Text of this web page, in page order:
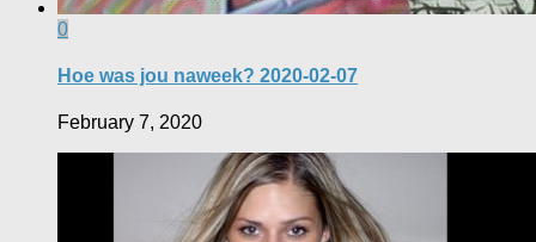
0
Hoe was jou naweek? 2020-02-07
February 7, 2020